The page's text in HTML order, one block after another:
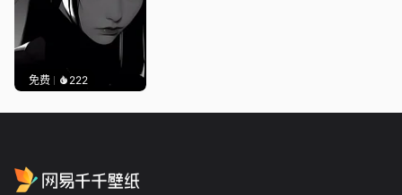
免费 222